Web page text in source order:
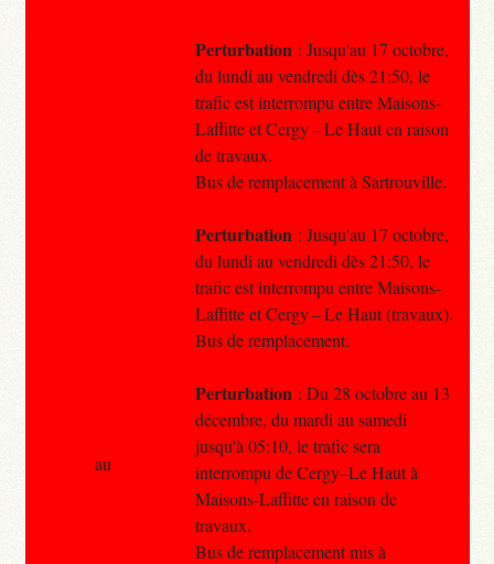
Perturbation : Jusqu'au 17 octobre,
du lundi au vendredi dès 21:50, le
trafic est interrompu entre Maisons-
Laffitte et Cergy – Le Haut en raison
de travaux.
Bus de remplacement à Sartrouville.
Perturbation : Jusqu'au 17 octobre,
du lundi au vendredi dès 21:50, le
trafic est interrompu entre Maisons-
Laffitte et Cergy – Le Haut (travaux).
Bus de remplacement.
Perturbation : Du 28 octobre au 13
décembre, du mardi au samedi
jusqu'à 05:10, le trafic sera
interrompu de Cergy–Le Haut à
Maisons-Laffitte en raison de
travaux.
Bus de remplacement mis à
au